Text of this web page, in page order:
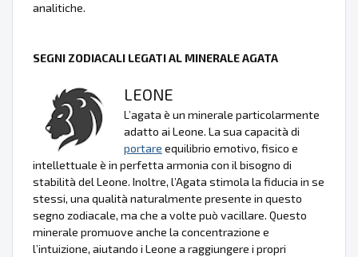
analitiche.
SEGNI ZODIACALI LEGATI AL MINERALE AGATA
LEONE
L’agata è un minerale particolarmente
adatto ai Leone. La sua capacità di
portare equilibrio emotivo, fisico e
intellettuale è in perfetta armonia con il bisogno di
stabilità del Leone. Inoltre, l’Agata stimola la fiducia in se
stessi, una qualità naturalmente presente in questo
segno zodiacale, ma che a volte può vacillare. Questo
minerale promuove anche la concentrazione e
l’intuizione, aiutando i Leone a raggiungere i propri